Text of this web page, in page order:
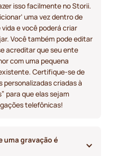
isso facilmente no Storii.
uma vez dentro de
e você poderá criar
Você também pode editar
acreditar que seu ente
com uma pequena
Certifique-se de
criadas à
para que elas sejam
telefônicas!
uma gravação é